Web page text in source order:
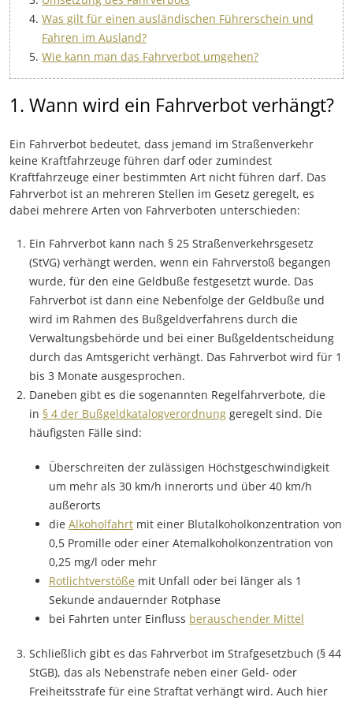
Was gilt für einen ausländischen Führerschein und
Fahren im Ausland?
Wie kann man das Fahrverbot umgehen?
1. Wann wird ein Fahrverbot verhängt?
Ein Fahrverbot bedeutet, dass jemand im Straßenverkehr
keine Kraftfahrzeuge führen darf oder zumindest
Kraftfahrzeuge einer bestimmten Art nicht führen darf. Das
Fahrverbot ist an mehreren Stellen im Gesetz geregelt, es
dabei mehrere Arten von Fahrverboten unterschieden:
Ein Fahrverbot kann nach § 25 Straßenverkehrsgesetz
(StVG) verhängt werden, wenn ein Fahrverstoß begangen
wurde, für den eine Geldbuße festgesetzt wurde. Das
Fahrverbot ist dann eine Nebenfolge der Geldbuße und
wird im Rahmen des Bußgeldverfahrens durch die
Verwaltungsbehörde und bei einer Bußgeldentscheidung
durch das Amtsgericht verhängt. Das Fahrverbot wird für 1
bis 3 Monate ausgesprochen.
Daneben gibt es die sogenannten Regelfahrverbote, die
in § 4 der Bußgeldkatalogverordnung geregelt sind. Die
häufigsten Fälle sind:
Überschreiten der zulässigen Höchstgeschwindigkeit
um mehr als 30 km/h innerorts und über 40 km/h
außerorts
die Alkoholfahrt mit einer Blutalkoholkonzentration von
0,5 Promille oder einer Atemalkoholkonzentration von
0,25 mg/l oder mehr
Rotlichtverstöße mit Unfall oder bei länger als 1
Sekunde andauernder Rotphase
bei Fahrten unter Einfluss berauschender Mittel
Schließlich gibt es das Fahrverbot im Strafgesetzbuch (§ 44
StGB), das als Nebenstrafe neben einer Geld- oder
Freiheitsstrafe für eine Straftat verhängt wird. Auch hier